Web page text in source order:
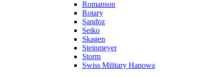
Romanson
Rotary
Sandoz
Seiko
Skagen
Steinmeyer
Storm
Swiss Military Hanowa